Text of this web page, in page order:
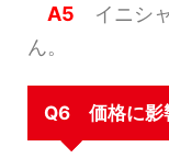
A5 イニシ
ん。
Q6 価格に影